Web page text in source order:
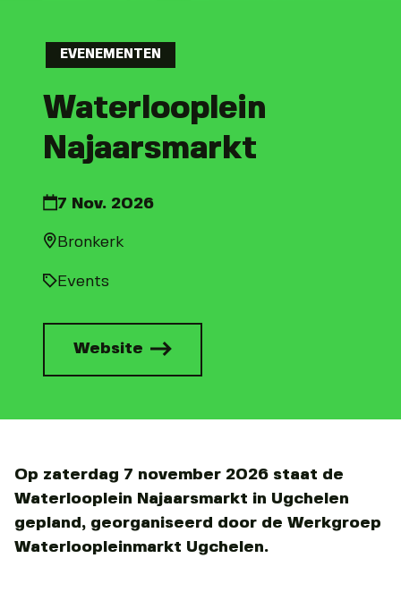
EVENEMENTEN
Waterlooplein
Najaarsmarkt
7 Nov. 2026
Bronkerk
Events
Website
Op zaterdag 7 november 2026 staat de
Waterlooplein Najaarsmarkt in Ugchelen
gepland, georganiseerd door de Werkgroep
Waterloopleinmarkt Ugchelen.